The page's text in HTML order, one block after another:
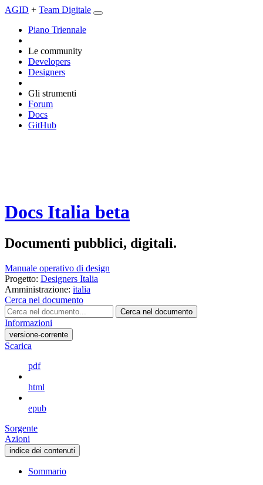
AGID + Team Digitale
Piano Triennale
Le community
Developers
Designers
Gli strumenti
Forum
Docs
GitHub
Docs Italia beta
Documenti pubblici, digitali.
Manuale operativo di design
Progetto: Designers Italia
Amministrazione: italia
Cerca nel documento
Cerca nel documento
Informazioni
versione-corrente
Scarica
pdf
html
epub
Sorgente
Azioni
indice dei contenuti
Sommario